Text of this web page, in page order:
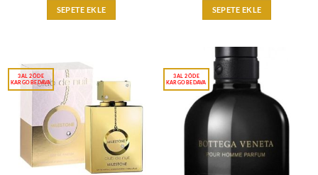
0
oy
SEPETE EKLE
0
oy
SEPETE EKLE